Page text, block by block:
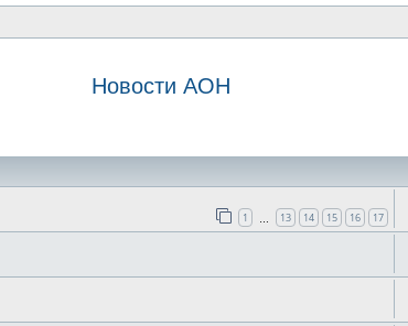
Новости АОН
1 13 14 15 16 17